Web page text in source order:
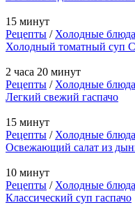
15 минут
Рецепты /Холодные блюда
Холодный томатный суп
2 часа 20 минут
Рецепты /Холодные блюда
Легкий свежий гаспачо
15 минут
Рецепты /Холодные блюда
Освежающий салат из
10 минут
Рецепты /Холодные блюда
Классический суп гаспачо